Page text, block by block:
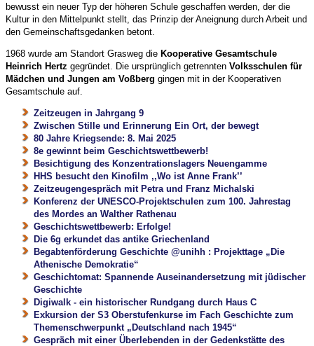
bewusst ein neuer Typ der höheren Schule geschaffen werden, der die
Kultur in den Mittelpunkt stellt, das Prinzip der Aneignung durch Arbeit und
den Gemeinschaftsgedanken betont.
1968 wurde am Standort Grasweg die Kooperative Gesamtschule
Heinrich Hertz gegründet. Die ursprünglich getrennten Volksschulen für
Mädchen und Jungen am Voßberg gingen mit in der Kooperativen
Gesamtschule auf.
Zeitzeugen in Jahrgang 9
Zwischen Stille und Erinnerung Ein Ort, der bewegt
80 Jahre Kriegsende: 8. Mai 2025
8e gewinnt beim Geschichtswettbewerb!
Besichtigung des Konzentrationslagers Neuengamme
HHS besucht den Kinofilm ,,Wo ist Anne Frank’’
Zeitzeugengespräch mit Petra und Franz Michalski
Konferenz der UNESCO-Projektschulen zum 100. Jahrestag
des Mordes an Walther Rathenau
Geschichtswettbewerb: Erfolge!
Die 6g erkundet das antike Griechenland
Begabtenförderung Geschichte @unihh : Projekttage „Die
Athenische Demokratie“
Geschichtomat: Spannende Auseinandersetzung mit jüdischer
Geschichte
Digiwalk - ein historischer Rundgang durch Haus C
Exkursion der S3 Oberstufenkurse im Fach Geschichte zum
Themenschwerpunkt „Deutschland nach 1945“
Gespräch mit einer Überlebenden in der Gedenkstätte des